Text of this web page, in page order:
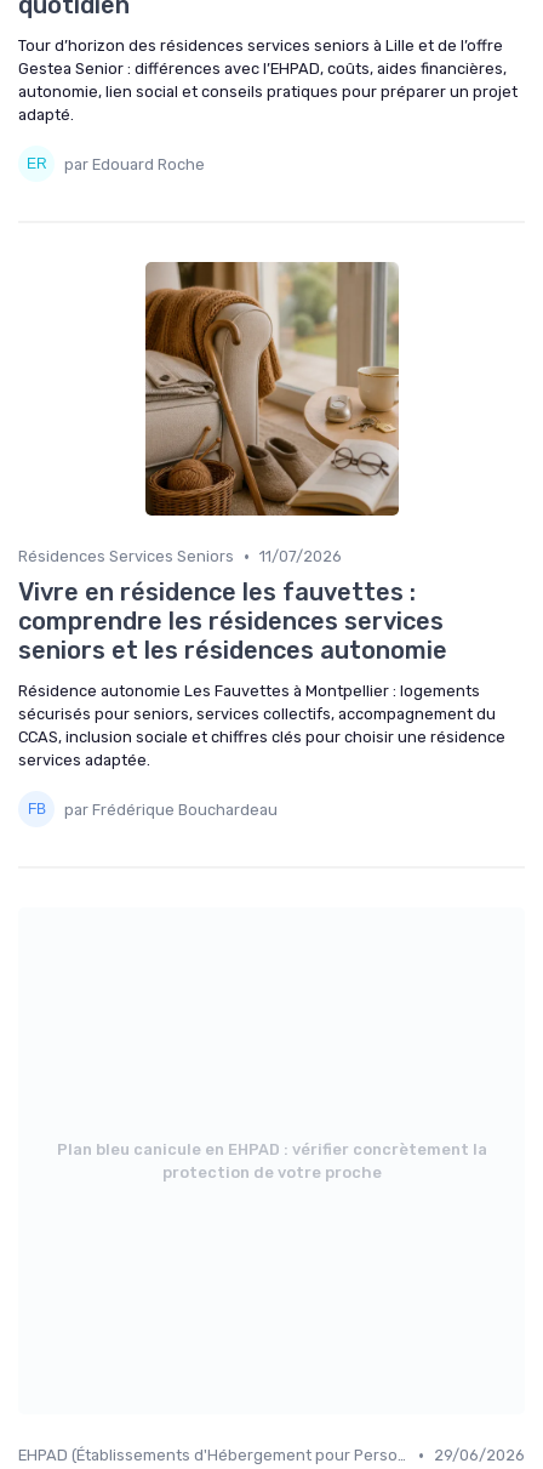
Tour d’horizon des résidences services seniors à Lille et de l’offre
Gestea Senior : différences avec l’EHPAD, coûts, aides financières,
autonomie, lien social et conseils pratiques pour préparer un projet
adapté.
par Edouard Roche
Résidences Services Seniors • 11/07/2026
Vivre en résidence les fauvettes :
comprendre les résidences services
seniors et les résidences autonomie
Résidence autonomie Les Fauvettes à Montpellier : logements
sécurisés pour seniors, services collectifs, accompagnement du
CCAS, inclusion sociale et chiffres clés pour choisir une résidence
services adaptée.
par Frédérique Bouchardeau
Plan bleu canicule en EHPAD : vérifier concrètement la
protection de votre proche
EHPAD (Établissements d'Hébergement pour Personnes Âgées Dépendantes) • 29/06/2026